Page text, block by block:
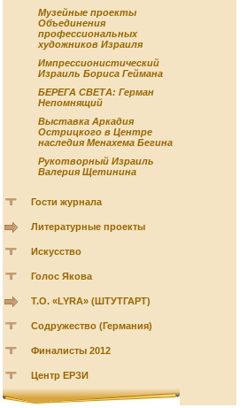
Музейные проекты
Объединения
профессиональных
художников Израиля
Импрессионистический
Израиль Бориса Геймана
БЕРЕГА СВЕТА: Герман
Непомнящий
Выставка Аркадия
Острицкого в Центре
наследия Менахема Бегина
Рукотворный Израиль
Валерия Щетинина
Гости журнала
Литературные проекты
Искусство
Голос Якова
Т.О. «LYRA» (ШТУТГАРТ)
Содружество (Германия)
Финалисты 2012
Центр ЕРЗИ